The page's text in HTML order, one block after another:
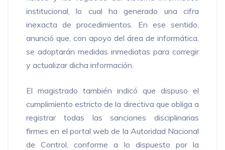
institucional, lo cual ha generado una cifra
inexacta de procedimientos. En ese sentido,
anunció que, con apoyo del área de informática,
se adoptarán medidas inmediatas para corregir
y actualizar dicha información.
El magistrado también indicó que dispuso el
cumplimiento estricto de la directiva que obliga a
registrar todas las sanciones disciplinarias
firmes en el portal web de la Autoridad Nacional
de Control, conforme a lo dispuesto por la